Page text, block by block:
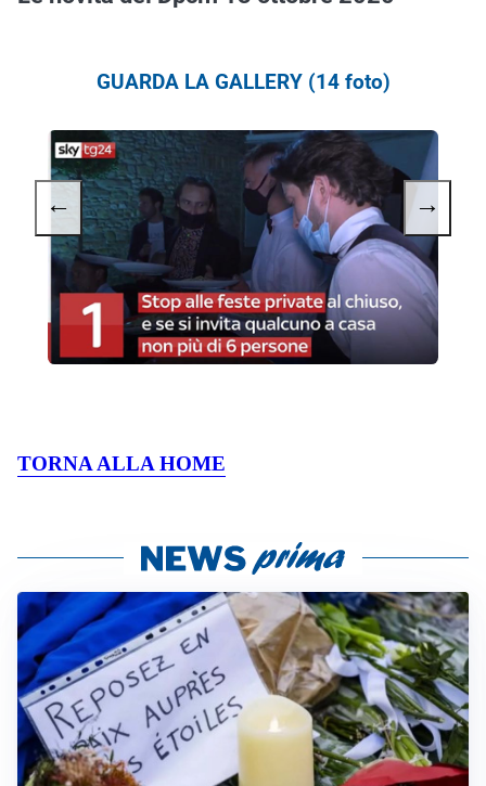
GUARDA LA GALLERY (14 foto)
← →
TORNA ALLA HOME